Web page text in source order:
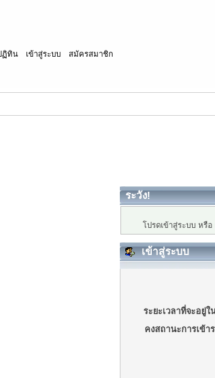
ฏิทิน เข้าสู่ระบบ สมัครสมาชิก
ระวัง!
โปรดเข้าสู่ระบบ หรือ
เข้าสู่ระบบ
ระยะเวลาที่จะอยู่
คงสถานะการเข้า